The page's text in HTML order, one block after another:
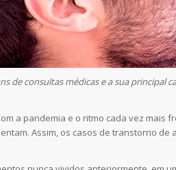
de consultas médicas e a sua principal
a pandemia e o ritmo cada vez mais
Assim, os casos de transtorno